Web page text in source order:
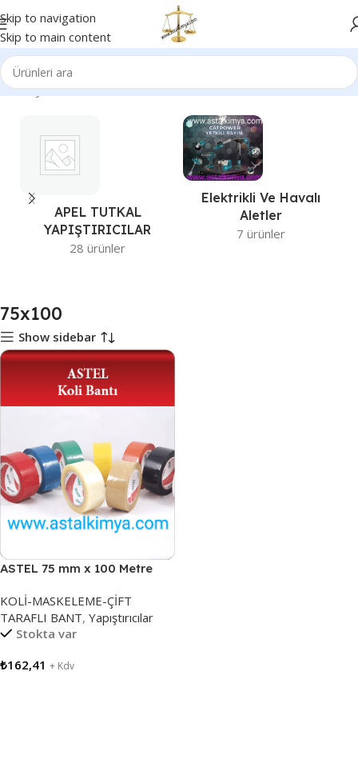
Skip to navigation
Skip to main content
Ana Sayfa Ürünler “75x100” olarak etiketlendi
APEL TUTKAL
YAPIŞTIRICILAR
28 ürünler
Elektrikli Ve Havalı
Aletler
7 ürünler
75x100
Show sidebar
ASTEL 75 mm x 100 Metre
KOLİ-MASKELEME-ÇİFT
TARAFLI BANT, Yapıştırıcılar
Stokta var
₺162,41 + Kdv